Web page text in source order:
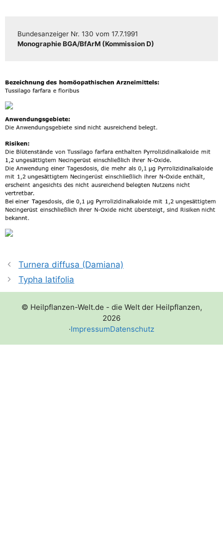
Bun­des­an­zei­ger Nr. 130 vom 17.7.1991
Mono­gra­phie BGA/​​BfArM (Kom­mis­si­on D)
Turnera diffusa (Damiana)
Typha latifolia
© Heilpflanzen-Welt.de - die Welt der Heilpflanzen,
2026
·ImpressumDatenschutz